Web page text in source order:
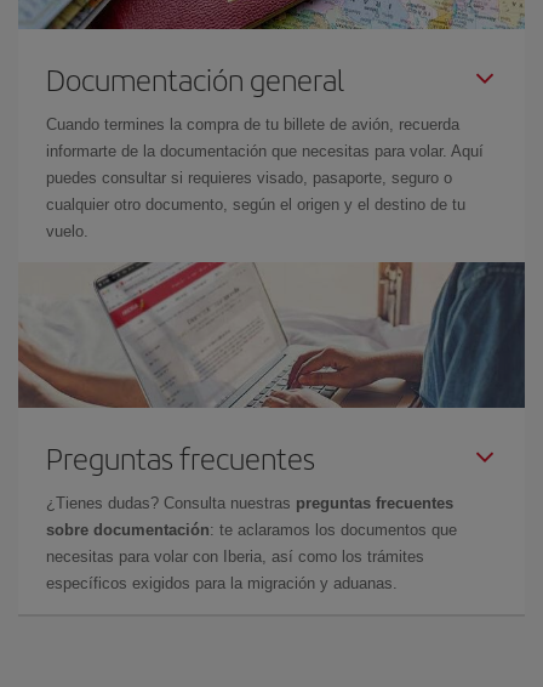
Documentación general
Cuando termines la compra de tu billete de avión, recuerda
informarte de la documentación que necesitas para volar. Aquí
puedes consultar si requieres visado, pasaporte, seguro o
cualquier otro documento, según el origen y el destino de tu
vuelo.
Preguntas frecuentes
¿Tienes dudas? Consulta nuestras preguntas frecuentes
sobre documentación: te aclaramos los documentos que
necesitas para volar con Iberia, así como los trámites
específicos exigidos para la migración y aduanas.